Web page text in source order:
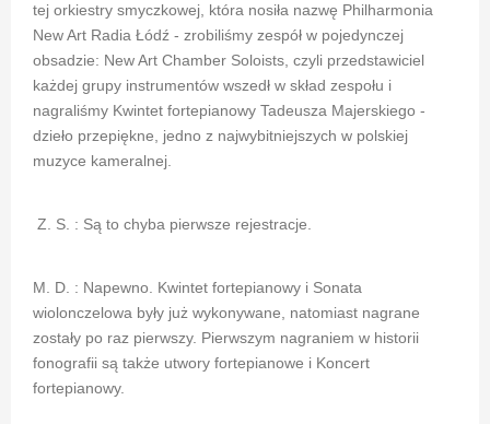
tej orkiestry smyczkowej, która nosiła nazwę Philharmonia
New Art Radia Łódź - zrobiliśmy zespół w pojedynczej
obsadzie: New Art Chamber Soloists, czyli przedstawiciel
każdej grupy instrumentów wszedł w skład zespołu i
nagraliśmy Kwintet fortepianowy Tadeusza Majerskiego -
dzieło przepiękne, jedno z najwybitniejszych w polskiej
muzyce kameralnej.
Z. S. : Są to chyba pierwsze rejestracje.
M. D. : Napewno. Kwintet fortepianowy i Sonata
wiolonczelowa były już wykonywane, natomiast nagrane
zostały po raz pierwszy. Pierwszym nagraniem w historii
fonografii są także utwory fortepianowe i Koncert
fortepianowy.